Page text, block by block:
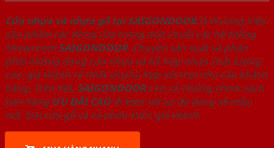
Cửa nhựa và nhựa gỗ tại SAIGONDOORlà thương hiệu
sản phẩm các dòng cửa trong một chuỗi các hệ thống
Showroom SAIGONDOOR. Chuyên sản xuất và phân
phối những dòng cửa nhựa và hỗ hợp nhựa chất lượng
cao, giá thành rẻ nhất và phù hợp với mọi nhu cầu khách
hàng. Trên hết, SAIGONDOORcòn có những chính sách
bán hàng ƯU ĐÃI CAOđi kèm với sự đa dạng về mẫu
mã, loại cửa gỗ và cả phân khúc giá thành.